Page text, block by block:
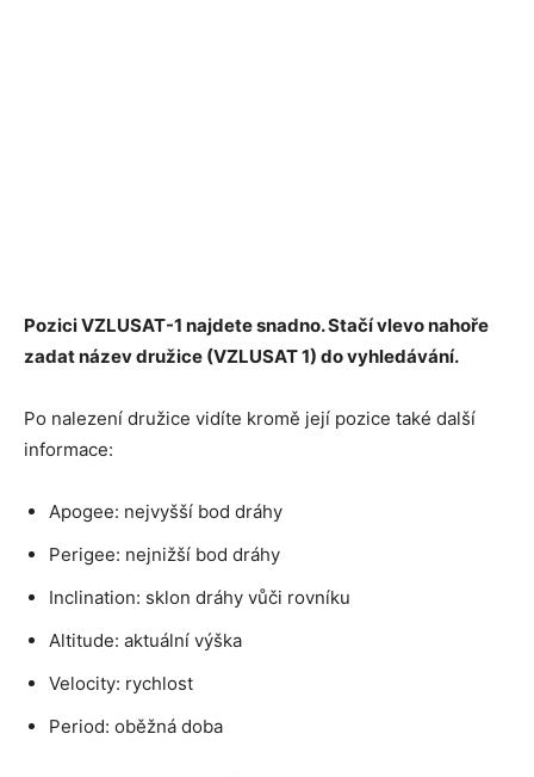
Pozici VZLUSAT-1 najdete snadno. Stačí vlevo nahoře
zadat název družice (VZLUSAT 1) do vyhledávání.
Po nalezení družice vidíte kromě její pozice také další
informace:
Apogee: nejvyšší bod dráhy
Perigee: nejnižší bod dráhy
Inclination: sklon dráhy vůči rovníku
Altitude: aktuální výška
Velocity: rychlost
Period: oběžná doba